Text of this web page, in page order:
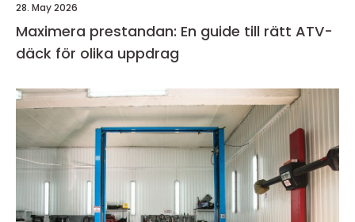
28. May 2026
Maximera prestandan: En guide till rätt ATV-
däck för olika uppdrag